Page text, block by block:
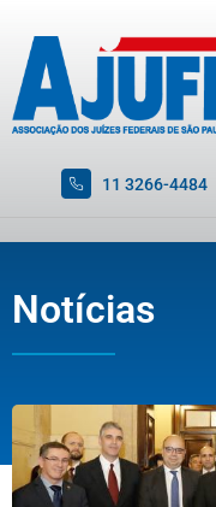
11 3266-4484
Notícias